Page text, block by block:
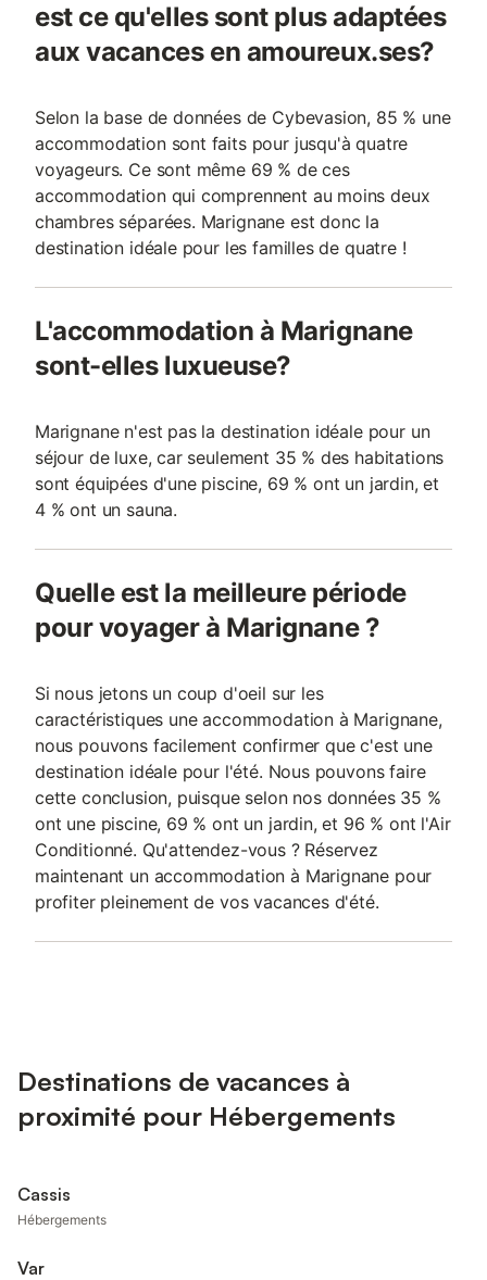
est ce qu'elles sont plus adaptées
aux vacances en amoureux.ses?
Selon la base de données de Cybevasion, 85 % une
accommodation sont faits pour jusqu'à quatre
voyageurs. Ce sont même 69 % de ces
accommodation qui comprennent au moins deux
chambres séparées. Marignane est donc la
destination idéale pour les familles de quatre !
L'accommodation à Marignane
sont-elles luxueuse?
Marignane n'est pas la destination idéale pour un
séjour de luxe, car seulement 35 % des habitations
sont équipées d'une piscine, 69 % ont un jardin, et
4 % ont un sauna.
Quelle est la meilleure période
pour voyager à Marignane ?
Si nous jetons un coup d'oeil sur les
caractéristiques une accommodation à Marignane,
nous pouvons facilement confirmer que c'est une
destination idéale pour l'été. Nous pouvons faire
cette conclusion, puisque selon nos données 35 %
ont une piscine, 69 % ont un jardin, et 96 % ont l'Air
Conditionné. Qu'attendez-vous ? Réservez
maintenant un accommodation à Marignane pour
profiter pleinement de vos vacances d'été.
Destinations de vacances à
proximité pour Hébergements
Cassis
Hébergements
Var